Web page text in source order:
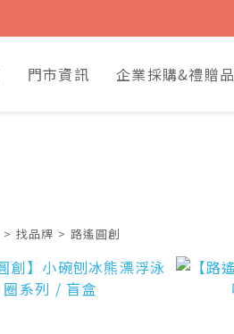
門市資訊 企業採購&禮贈品
> 找品牌 > 路遙圓創